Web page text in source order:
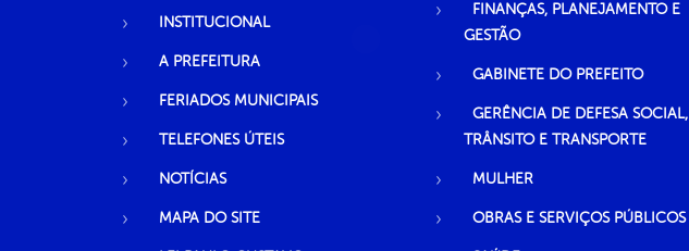
INSTITUCIONAL
A PREFEITURA
FERIADOS MUNICIPAIS
TELEFONES ÚTEIS
NOTÍCIAS
MAPA DO SITE
FINANÇAS, PLANEJAMENTO E
GESTÃO
GABINETE DO PREFEITO
GERÊNCIA DE DEFESA SOCIAL,
TRÂNSITO E TRANSPORTE
MULHER
OBRAS E SERVIÇOS PÚBLICOS